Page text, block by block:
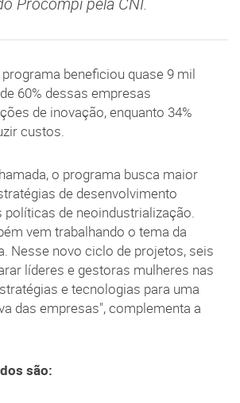
programa beneficiou quase 9 mil
60% dessas empresas
de inovação, enquanto 34%
custos.
o programa busca maior
de desenvolvimento
políticas de neoindustrialização.
vem trabalhando o tema da
Nesse novo ciclo de projetos, seis
líderes e gestoras mulheres nas
e tecnologias para uma
das empresas", complementa a
são: